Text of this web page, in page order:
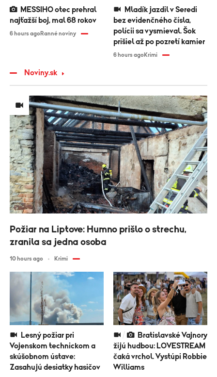
najťažší boj, mal 68 rokov
6 hours agoRanné noviny
bez evidenčného čísla,
polícii sa vysmieval. Šok
prišiel až po pozretí kamier
6 hours agoKrimi
Noviny.sk
Vojenskom technickom a
skúšobnom ústave:
Zasahujú desiatky hasičov
žijú hudbou: LOVESTREAM
čaká vrchol. Vystúpi Robbie
Williams
Požiar na Liptove: Humno prišlo o strechu,
zranila sa jedna osoba
10 hours ago Krimi